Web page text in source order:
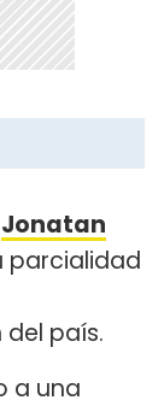
Jonatan
parcialidad
país.
a una